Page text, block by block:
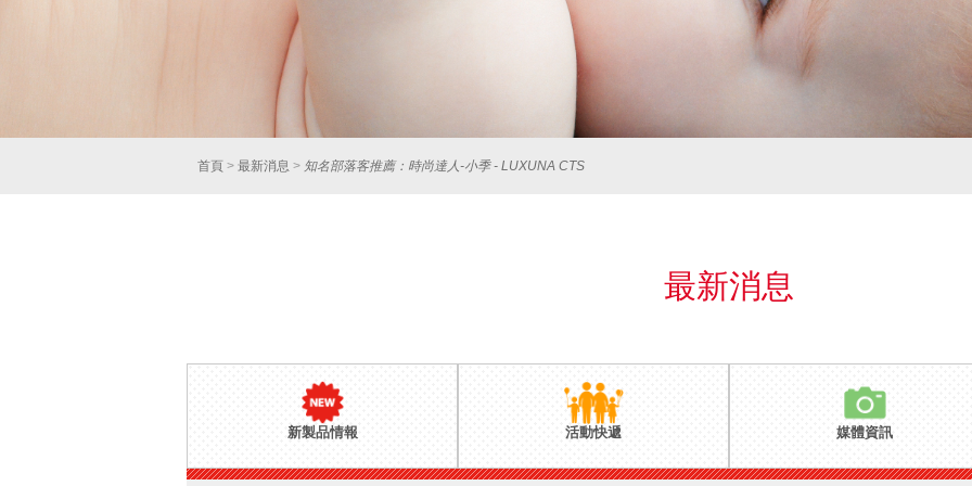
首頁 > 最新消息 > 知名部落客推薦：時尚達人-小季 - LUXUNA CTS
最新消息
新製品情報 活動快遞 媒體資訊